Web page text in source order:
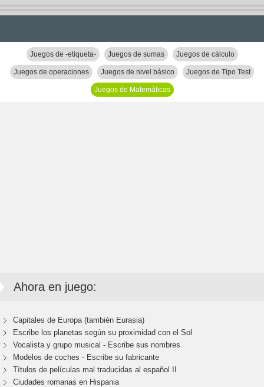
Juegos de -etiqueta- Juegos de sumas Juegos de cálculo
Juegos de operaciones Juegos de nivel básico Juegos de Tipo Test
Juegos de Matemáticas
Ahora en juego:
Capitales de Europa (también Eurasia)
Escribe los planetas según su proximidad con el Sol
Vocalista y grupo musical - Escribe sus nombres
Modelos de coches - Escribe su fabricante
Títulos de películas mal traducidas al español II
Ciudades romanas en Hispania